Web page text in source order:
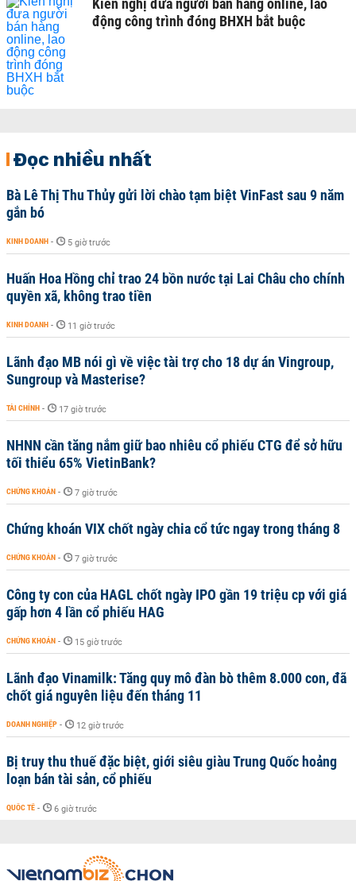
Kiến nghị đưa người bán hàng online, lao
động công trình đóng BHXH bắt buộc
Đọc nhiều nhất
Bà Lê Thị Thu Thủy gửi lời chào tạm biệt VinFast sau 9 năm
gắn bó
KINH DOANH - 5 giờ trước
Huấn Hoa Hồng chỉ trao 24 bồn nước tại Lai Châu cho chính
quyền xã, không trao tiền
KINH DOANH - 11 giờ trước
Lãnh đạo MB nói gì về việc tài trợ cho 18 dự án Vingroup,
Sungroup và Masterise?
TÀI CHÍNH - 17 giờ trước
NHNN cần tăng nắm giữ bao nhiêu cổ phiếu CTG để sở hữu
tối thiểu 65% VietinBank?
CHỨNG KHOÁN - 7 giờ trước
Chứng khoán VIX chốt ngày chia cổ tức ngay trong tháng 8
CHỨNG KHOÁN - 7 giờ trước
Công ty con của HAGL chốt ngày IPO gần 19 triệu cp với giá
gấp hơn 4 lần cổ phiếu HAG
CHỨNG KHOÁN - 15 giờ trước
Lãnh đạo Vinamilk: Tăng quy mô đàn bò thêm 8.000 con, đã
chốt giá nguyên liệu đến tháng 11
DOANH NGHIỆP - 12 giờ trước
Bị truy thu thuế đặc biệt, giới siêu giàu Trung Quốc hoảng
loạn bán tài sản, cổ phiếu
QUỐC TẾ - 6 giờ trước